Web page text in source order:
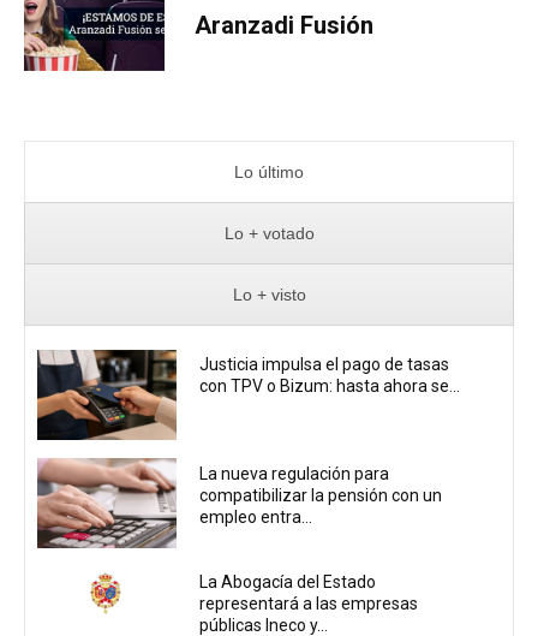
Aranzadi Fusión
Lo último
Lo + votado
Lo + visto
Justicia impulsa el pago de tasas
con TPV o Bizum: hasta ahora se...
La nueva regulación para
compatibilizar la pensión con un
empleo entra...
La Abogacía del Estado
representará a las empresas
públicas Ineco y...